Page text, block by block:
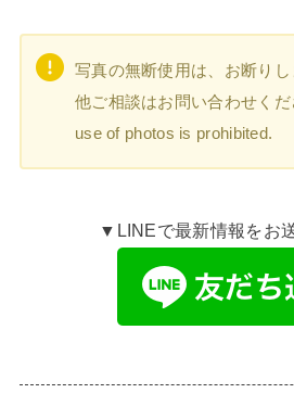
写真の無断使用は、お断り
他ご相談はお問い合わせく
use of photos is prohibited.
▼LINEで最新情報をお